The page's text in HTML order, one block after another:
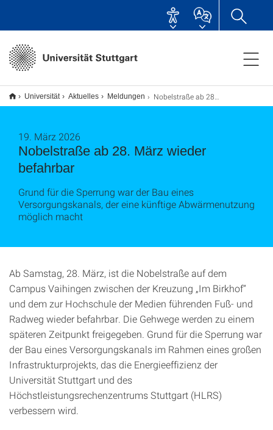
Universität Aktuelles Meldungen Nobelstraße ab 28. März wieder befahrbar
Nobelstraße ab 28. März wieder
befahrbar
19. März 2026
Grund für die Sperrung war der Bau eines
Versorgungskanals, der eine künftige Abwärmenutzung
möglich macht
Ab Samstag, 28. März, ist die Nobelstraße auf dem
Campus Vaihingen zwischen der Kreuzung „Im Birkhof“
und dem zur Hochschule der Medien führenden Fuß- und
Radweg wieder befahrbar. Die Gehwege werden zu einem
späteren Zeitpunkt freigegeben. Grund für die Sperrung war
der Bau eines Versorgungskanals im Rahmen eines großen
Infrastrukturprojekts, das die Energieeffizienz der
Universität Stuttgart und des
Höchstleistungsrechenzentrums Stuttgart (HLRS)
verbessern wird.